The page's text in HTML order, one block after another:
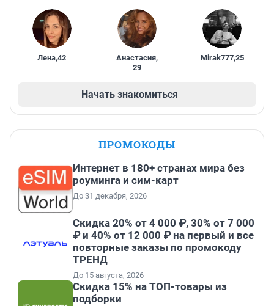
Лена,42 Анастасия,
29
Mirak777,25
Начать знакомиться
ПРОМОКОДЫ
Интернет в 180+ странах мира без
роуминга и сим-карт
До 31 декабря, 2026
Скидка 20% от 4 000 ₽, 30% от 7 000
₽ и 40% от 12 000 ₽ на первый и все
повторные заказы по промокоду
ТРЕНД
До 15 августа, 2026
Скидка 15% на ТОП-товары из
подборки